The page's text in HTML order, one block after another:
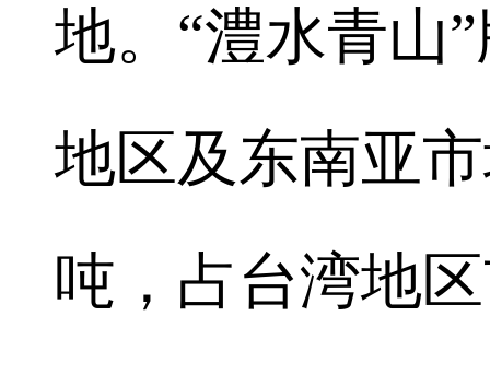
地。“澧水青山
地区及东南亚
吨，占台湾地